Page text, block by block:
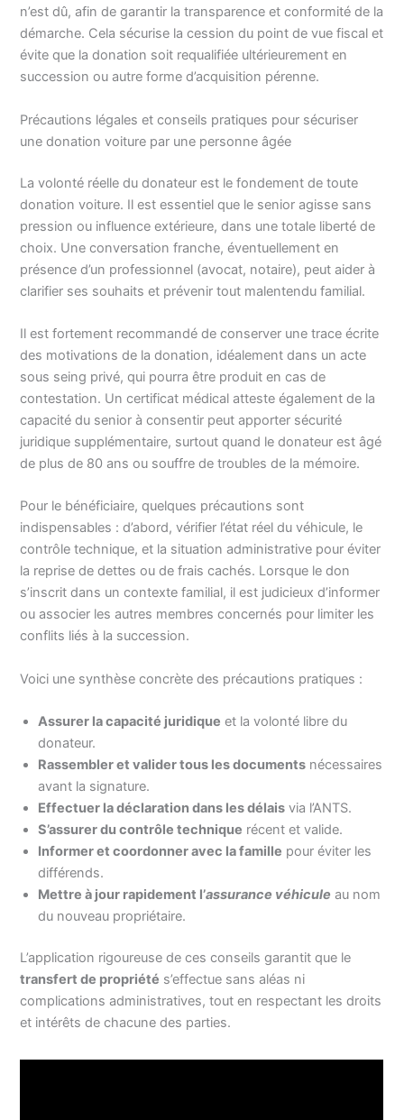
n’est dû, afin de garantir la transparence et conformité de la
démarche. Cela sécurise la cession du point de vue fiscal et
évite que la donation soit requalifiée ultérieurement en
succession ou autre forme d’acquisition pérenne.
Précautions légales et conseils pratiques pour sécuriser
une donation voiture par une personne âgée
La volonté réelle du donateur est le fondement de toute
donation voiture. Il est essentiel que le senior agisse sans
pression ou influence extérieure, dans une totale liberté de
choix. Une conversation franche, éventuellement en
présence d’un professionnel (avocat, notaire), peut aider à
clarifier ses souhaits et prévenir tout malentendu familial.
Il est fortement recommandé de conserver une trace écrite
des motivations de la donation, idéalement dans un acte
sous seing privé, qui pourra être produit en cas de
contestation. Un certificat médical atteste également de la
capacité du senior à consentir peut apporter sécurité
juridique supplémentaire, surtout quand le donateur est âgé
de plus de 80 ans ou souffre de troubles de la mémoire.
Pour le bénéficiaire, quelques précautions sont
indispensables : d’abord, vérifier l’état réel du véhicule, le
contrôle technique, et la situation administrative pour éviter
la reprise de dettes ou de frais cachés. Lorsque le don
s’inscrit dans un contexte familial, il est judicieux d’informer
ou associer les autres membres concernés pour limiter les
conflits liés à la succession.
Voici une synthèse concrète des précautions pratiques :
Assurer la capacité juridique et la volonté libre du
donateur.
Rassembler et valider tous les documents nécessaires
avant la signature.
Effectuer la déclaration dans les délais via l’ANTS.
S’assurer du contrôle technique récent et valide.
Informer et coordonner avec la famille pour éviter les
différends.
Mettre à jour rapidement l’assurance véhicule au nom
du nouveau propriétaire.
L’application rigoureuse de ces conseils garantit que le
transfert de propriété s’effectue sans aléas ni
complications administratives, tout en respectant les droits
et intérêts de chacune des parties.